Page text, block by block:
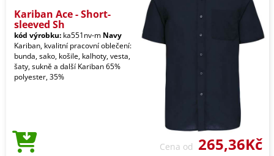
Kariban Ace - Short-
sleeved Sh
kód výrobku: ka551nv-m Navy
Kariban, kvalitní pracovní oblečení:
bunda, sako, košile, kalhoty, vesta,
šaty, sukně a další Kariban 65%
polyester, 35%
Cena od 265,36Kč